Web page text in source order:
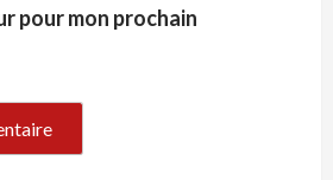
pour mon prochain